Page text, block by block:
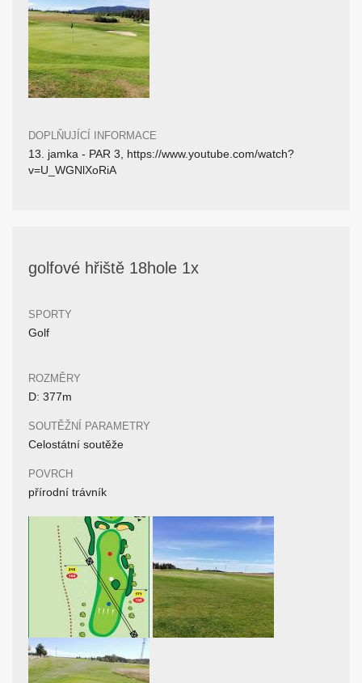
DOPLŇUJÍCÍ INFORMACE
13. jamka - PAR 3, https://www.youtube.com/watch?
v=U_WGNlXoRiA
golfové hřiště 18hole 1x
SPORTY
Golf
ROZMĚRY
D: 377m
SOUTĚŽNÍ PARAMETRY
Celostátní soutěže
POVRCH
přírodní trávník